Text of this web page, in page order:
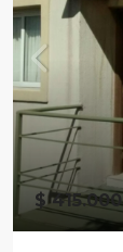
$ 415.000